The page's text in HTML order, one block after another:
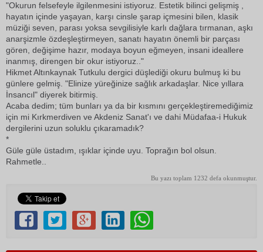
"Okurun felsefeyle ilgilenmesini istiyoruz. Estetik bilinci gelişmiş ,
hayatın içinde yaşayan, karşı cinsle şarap içmesini bilen, klasik
müziği seven, parası yoksa sevgilisiyle karlı dağlara tırmanan, aşkı
anarşizmle özdeşleştirmeyen, sanatı hayatın önemli bir parçası
gören, değişime hazır, modaya boyun eğmeyen, insani ideallere
inanmış, direngen bir okur istiyoruz.."
Hikmet Altınkaynak Tutkulu dergici düşlediği okuru bulmuş ki bu
günlere gelmiş. "Elinize yüreğinize sağlık arkadaşlar. Nice yıllara
İnsancıl" diyerek bitirmiş.
Acaba dedim; tüm bunları ya da bir kısmını gerçekleştiremediğimiz
için mi Kırkmerdiven ve Akdeniz Sanat'ı ve dahi Müdafaa-i Hukuk
dergilerini uzun soluklu çıkaramadık?
*
Güle güle üstadım, ışıklar içinde uyu. Toprağın bol olsun.
Rahmetle..
Bu yazı toplam 1232 defa okunmuştur.